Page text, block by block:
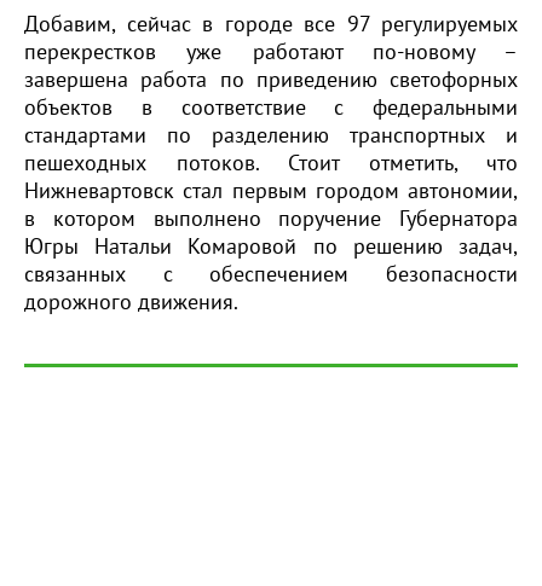
Добавим, сейчас в городе все 97 регулируемых
перекрестков уже работают по-новому –
завершена работа по приведению светофорных
объектов в соответствие с федеральными
стандартами по разделению транспортных и
пешеходных потоков. Стоит отметить, что
Нижневартовск стал первым городом автономии,
в котором выполнено поручение Губернатора
Югры Натальи Комаровой по решению задач,
связанных с обеспечением безопасности
дорожного движения.